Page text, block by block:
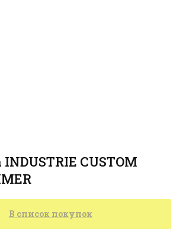
CUSTOM
В список покупок